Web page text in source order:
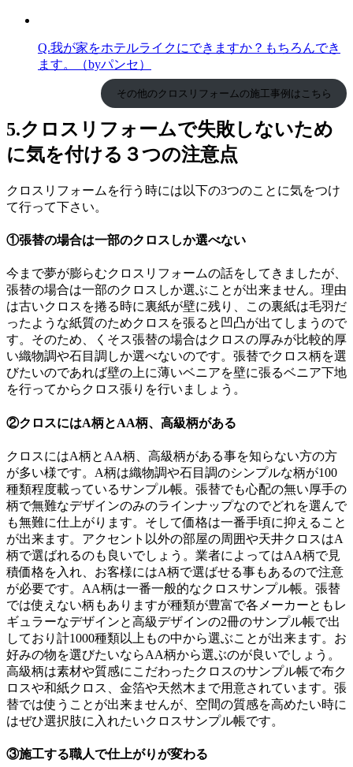
Q.我が家をホテルライクにできますか？もちろんでき
ます。（byパンセ）
その他のクロスリフォームの施工事例はこちら
5.クロスリフォームで失敗しないため
に気を付ける３つの注意点
クロスリフォームを行う時には以下の3つのことに気をつけ
て行って下さい。
①張替の場合は一部のクロスしか選べない
今まで夢が膨らむクロスリフォームの話をしてきましたが、
張替の場合は一部のクロスしか選ぶことが出来ません。理由
は古いクロスを捲る時に裏紙が壁に残り、この裏紙は毛羽だ
ったような紙質のためクロスを張ると凹凸が出てしまうので
す。そのため、くそス張替の場合はクロスの厚みが比較的厚
い織物調や石目調しか選べないのです。張替でクロス柄を選
びたいのであれば壁の上に薄いベニアを壁に張るベニア下地
を行ってからクロス張りを行いましょう。
②クロスにはA柄とAA柄、高級柄がある
クロスにはA柄とAA柄、高級柄がある事を知らない方の方
が多い様です。A柄は織物調や石目調のシンプルな柄が100
種類程度載っているサンプル帳。張替でも心配の無い厚手の
柄で無難なデザインのみのラインナップなのでどれを選んで
も無難に仕上がります。そして価格は一番手頃に抑えること
が出来ます。アクセント以外の部屋の周囲や天井クロスはA
柄で選ばれるのも良いでしょう。業者によってはAA柄で見
積価格を入れ、お客様にはA柄で選ばせる事もあるので注意
が必要です。AA柄は一番一般的なクロスサンプル帳。張替
では使えない柄もありますが種類が豊富で各メーカーともレ
ギュラーなデザインと高級デザインの2冊のサンプル帳で出
しており計1000種類以上もの中から選ぶことが出来ます。お
好みの物を選びたいならAA柄から選ぶのが良いでしょう。
高級柄は素材や質感にこだわったクロスのサンプル帳で布ク
ロスや和紙クロス、金箔や天然木まで用意されています。張
替では使うことが出来ませんが、空間の質感を高めたい時に
はぜひ選択肢に入れたいクロスサンプル帳です。
③施工する職人で仕上がりが変わる